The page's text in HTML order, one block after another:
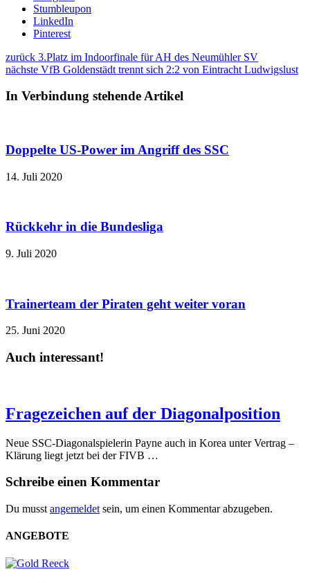
Stumbleupon
LinkedIn
Pinterest
zurück 3.Platz im Indoorfinale für AH des Neumühler SV
nächste VfB Goldenstädt trennt sich 2:2 von Eintracht Ludwigslust
In Verbindung stehende Artikel
Doppelte US-Power im Angriff des SSC
14. Juli 2020
Rückkehr in die Bundesliga
9. Juli 2020
Trainerteam der Piraten geht weiter voran
25. Juni 2020
Auch interessant!
Fragezeichen auf der Diagonalposition
Neue SSC-Diagonalspielerin Payne auch in Korea unter Vertrag –
Klärung liegt jetzt bei der FIVB …
Schreibe einen Kommentar
Du musst angemeldet sein, um einen Kommentar abzugeben.
ANGEBOTE